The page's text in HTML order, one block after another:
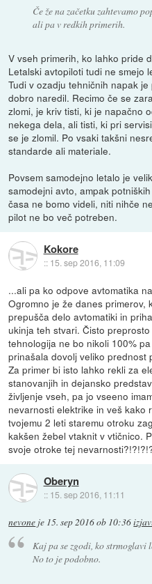
Če že na začetku zahtevamo
ali pa v redkih primerih.
V vseh primerih, ko lahko pride
Letalski avtopiloti tudi ne smejo
Tudi v ozadju tehničnih napak
dobro naredil. Recimo če se
zlomi, je kriv tisti, ki je napačno
nekega dela, ali tisti, ki pri
se je zlomil. Po vsaki takšni
standarde ali materiale.
Povsem samodejno letalo je
samodejni avto, ampak
časa ne bomo videli, niti nihče
pilot ne bo več potreben.
Kokore
:: 15. sep 2016, 11:09
...ali pa ko odpove avtomatika
Ogromno je že danes primerov,
prepušča delo avtomatiki in
ukinja teh stvari. Čisto
tehnologija ne bo nikoli 100%
prinašala dovolj veliko prednost
Za primer bi isto lahko rekli za
stanovanjih in dejansko
življenje vseh, pa jo vseeno
nevarnosti elektrike in veš kako
tvojemu 2 leti staremu otroku
kakšen žebel vtaknit v vtičnico.
svoje otroke tej
Oberyn
:: 15. sep 2016, 11:11
nevone je 15. sep 2016 ob 10:36
Kaj pa se zgodi, ko
No to je podobno.